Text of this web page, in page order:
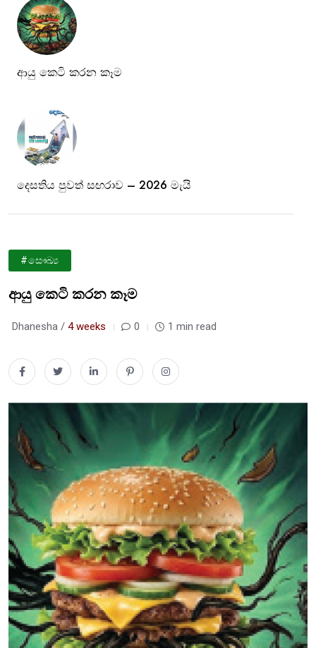
ආයු කෙටි කරන කෑම
දෙසතිය පුවත් සඟරාව – 2026 මැයි
#සෞඛ්‍ය
ආයු කෙටි කරන කෑම
Dhanesha / 4 weeks 0 1 min read